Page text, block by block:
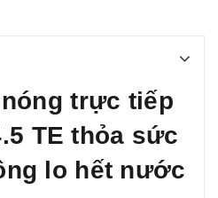
trực tiếp
TE thỏa sức
lo hết nước